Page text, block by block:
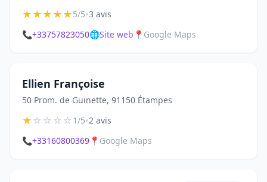
★★★★★5/5•3 avis
📞+33757823050🌐Site web 📍 Google Maps
Ellien Françoise
50 Prom. de Guinette, 91150 Étampes
★☆☆☆☆1/5•2 avis
📞+33160800369 📍 Google Maps